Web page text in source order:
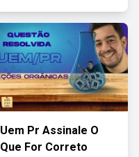
Uem Pr Assinale O
Que For Correto